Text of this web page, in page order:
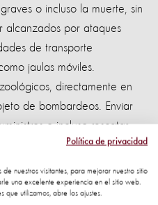
o incluso la muerte, sin
alcanzados por ataques
de transporte
jaulas móviles.
directamente en
de bombardeos. Enviar
o incluso rescatar
seguros para tantos
los zoológicos tienen
Política de privacidad
nuestros visitantes, para mejorar nuestro sitio
una excelente experiencia en el sitio web.
que utilizamos, abre los ajustes.